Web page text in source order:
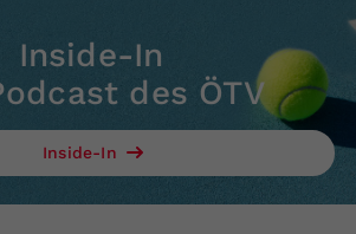
Inside-In
des ÖTV
Inside-In